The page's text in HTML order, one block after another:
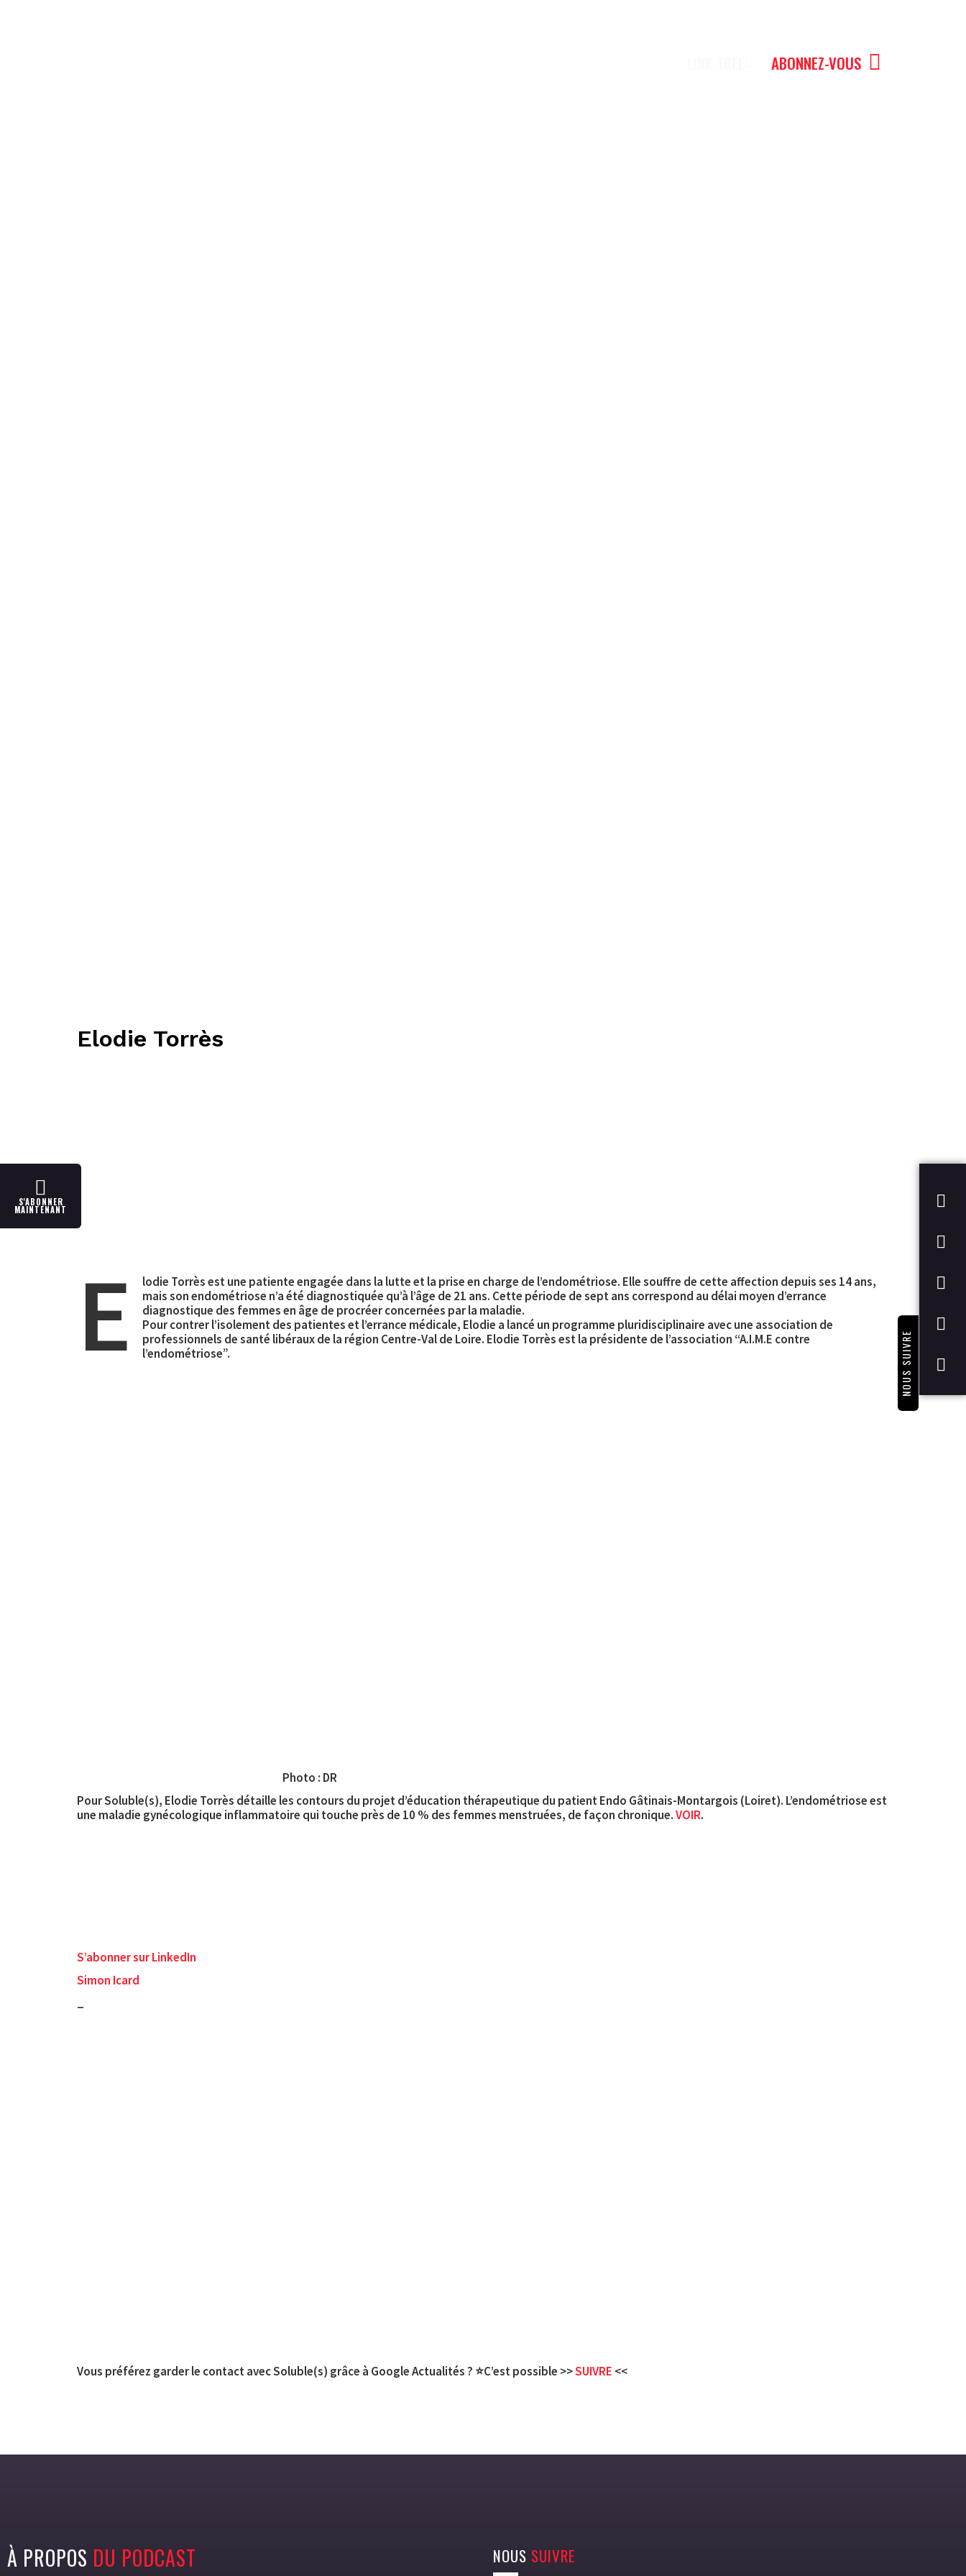
ABONNEZ-VOUS
NOUS SUIVRE
S'ABONNER
MAINTENANT
Elodie Torrès
E
lodie Torrès est une patiente engagée dans la lutte et la prise en charge de l’endométriose. Elle souffre de cette affection depuis ses 14 ans,
mais son endométriose n’a été diagnostiquée qu’à l’âge de 21 ans. Cette période de sept ans correspond au délai moyen d’errance
diagnostique des femmes en âge de procréer concernées par la maladie.
Pour contrer l’isolement des patientes et l’errance médicale, Elodie a lancé un programme pluridisciplinaire avec une association de
professionnels de santé libéraux de la région Centre-Val de Loire. Elodie Torrès est la présidente de l’association “A.I.M.E contre
l’endométriose”.
Photo : DR
Pour Soluble(s), Elodie Torrès détaille les contours du projet d’éducation thérapeutique du patient Endo Gâtinais-Montargois (Loiret). L’endométriose est
une maladie gynécologique inflammatoire qui touche près de 10 % des femmes menstruées, de façon chronique.VOIR.
S’abonner sur LinkedIn
Simon Icard
Vous préférez garder le contact avec Soluble(s) grâce à Google Actualités ? ⭐C’est possible >>SUIVRE <<
À PROPOS DU PODCAST NOUS SUIVRE